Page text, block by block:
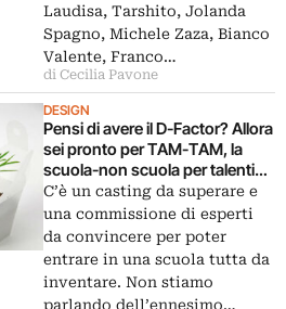
Laudisa, Tarshito, Jolanda
Spagno, Michele Zaza, Bianco
Valente, Franco…
di Cecilia Pavone
DESIGN
Pensi di avere il D-Factor? Allora
sei pronto per TAM-TAM, la
scuola-non scuola per talenti
del design. Lezioni alla Naba di
Milano e tra i docenti anche
Cattelan
C’è un casting da superare e
una commissione di esperti
da convincere per poter
entrare in una scuola tutta da
inventare. Non stiamo
parlando dell’ennesimo…